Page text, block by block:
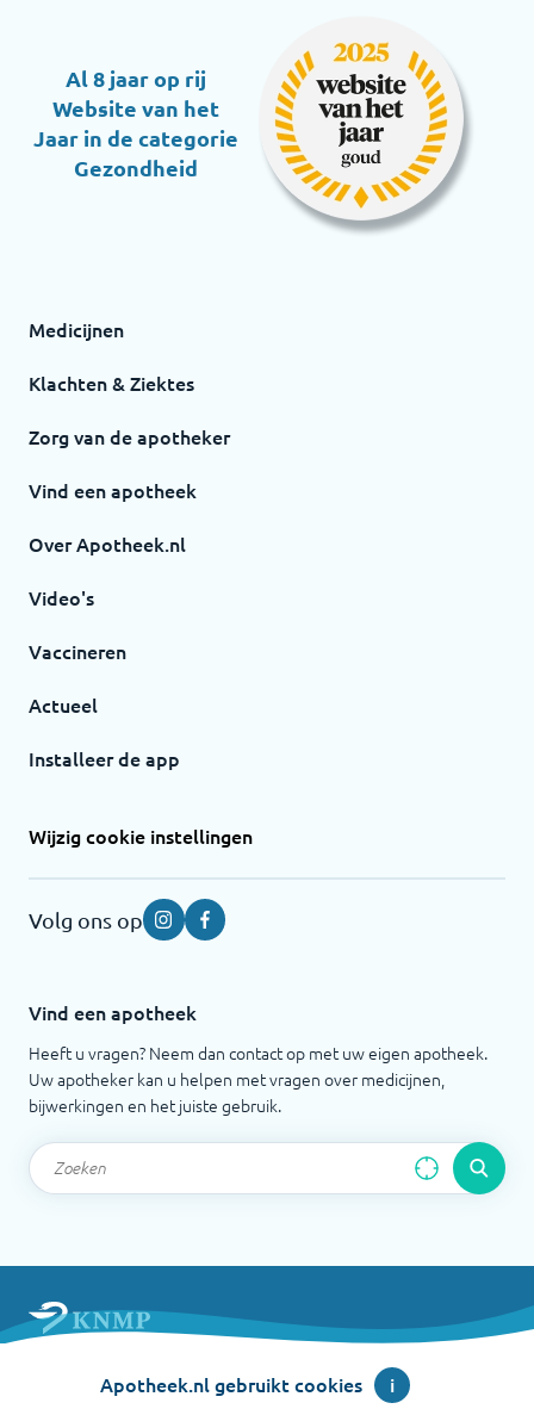
Al 8 jaar op rij
Website van het
Jaar in de categorie
Gezondheid
Medicijnen
Klachten & Ziektes
Zorg van de apotheker
Vind een apotheek
Over Apotheek.nl
Video's
Vaccineren
Actueel
Installeer de app
Wijzig cookie instellingen
Volg ons op InstagramFacebook
Vind een apotheek
Heeft u vragen? Neem dan contact op met uw eigen apotheek.
Uw apotheker kan u helpen met vragen over medicijnen,
bijwerkingen en het juiste gebruik.
Nederlandse Maatschappij ter bevordering der
Apotheek.nl gebruikt cookies i